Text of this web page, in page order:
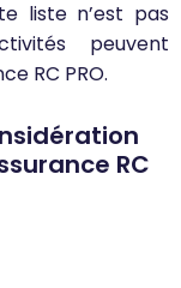
liste n’est pas
peuvent
RC PRO.
RC